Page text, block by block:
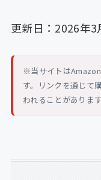
更新日：2026年3
※当サイトは
す。リンクを通じて
われることがあります